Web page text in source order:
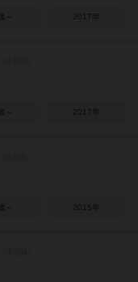
～ 2017年
～ 2017年
～ 2015年